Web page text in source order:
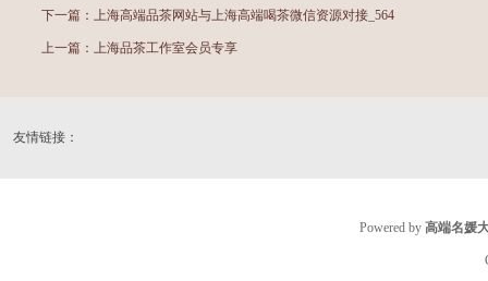
下一篇： 上海高端品茶网站与上海高端喝茶微信资源对接_564
上一篇： 上海品茶工作室会员专享
友情链接：
Powered by 高端名媛